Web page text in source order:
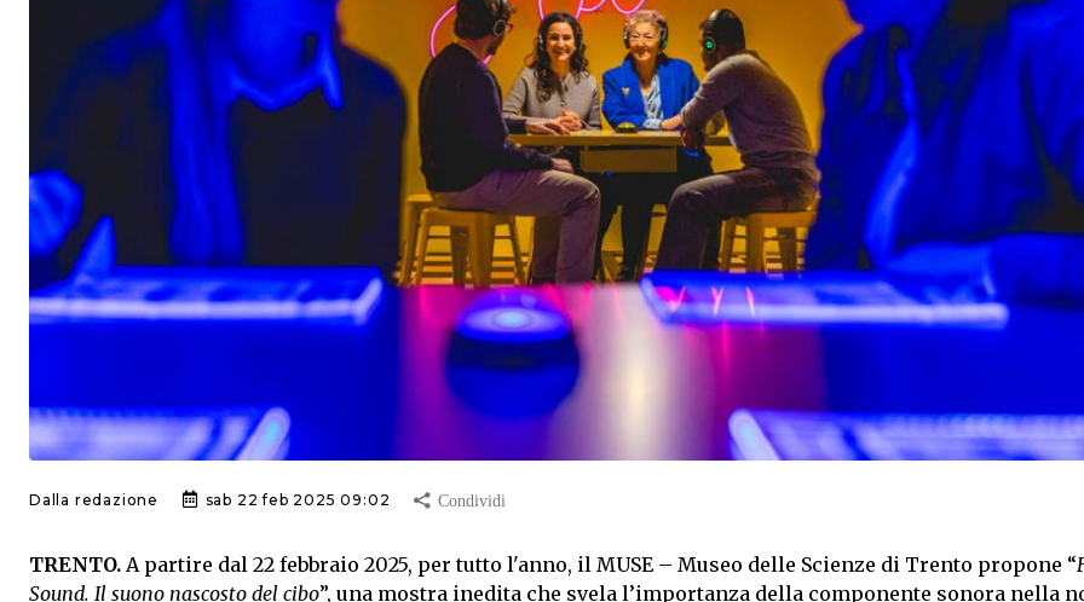
Dalla redazione sab 22 feb 2025 09:02
TRENTO. A partire dal 22 febbraio 2025, per tutto l'anno, il MUSE – Museo delle Scienze di Trento propone “
Sound. Il suono nascosto del cibo”, una mostra inedita che svela l’importanza della componente sonora nella